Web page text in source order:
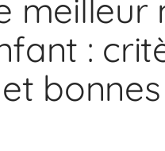
meilleur
: